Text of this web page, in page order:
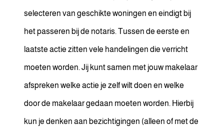
selecteren van geschikte woningen en eindigt bij
het passeren bij de notaris. Tussen de eerste en
laatste actie zitten vele handelingen die verricht
moeten worden. Jij kunt samen met jouw makelaar
afspreken welke actie je zelf wilt doen en welke
door de makelaar gedaan moeten worden. Hierbij
kun je denken aan bezichtigingen (alleen of met de